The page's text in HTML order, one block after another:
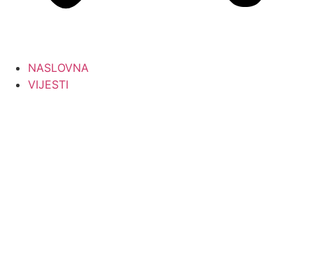
NASLOVNA
VIJESTI